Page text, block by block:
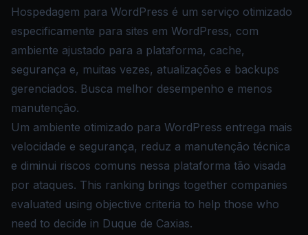
Hospedagem para WordPress é um serviço otimizado
especificamente para sites em WordPress, com
ambiente ajustado para a plataforma, cache,
segurança e, muitas vezes, atualizações e backups
gerenciados. Busca melhor desempenho e menos
manutenção.
Um ambiente otimizado para WordPress entrega mais
velocidade e segurança, reduz a manutenção técnica
e diminui riscos comuns nessa plataforma tão visada
por ataques. This ranking brings together companies
evaluated using objective criteria to help those who
need to decide in Duque de Caxias.